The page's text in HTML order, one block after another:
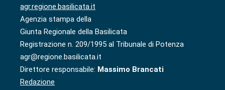
agr.regione.basilicata.it
Agenzia stampa della
Giunta Regionale della Basilicata
Registrazione n. 209/1995 al Tribunale di Potenza
agr@regione.basilicata.it
Direttore responsabile: Massimo Brancati
Redazione